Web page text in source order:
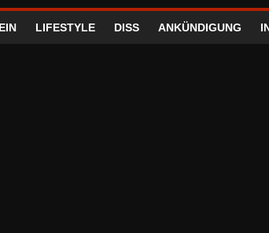
LIFESTYLE DISS ANKÜNDIGUNG